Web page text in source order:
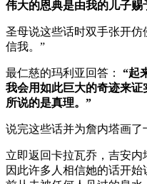
伟大的恩典是由我的儿子赐
圣母说这些话时双手张开仿
信我。”
最仁慈的玛利亚回答：
“起
我会用如此巨大的奇迹来
所说的是真理。”
说完这些话并为詹内塔画了
立即返回卡拉瓦乔，吉安内
因此许多人相信她的话开